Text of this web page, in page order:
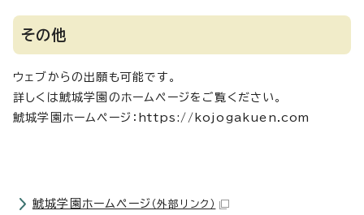
その他
ウェブからの出願も可能です。
詳しくは鯱城学園のホームページをご覧ください。
鯱城学園ホームページ：https://kojogakuen.com
鯱城学園ホームページ （外部リンク）